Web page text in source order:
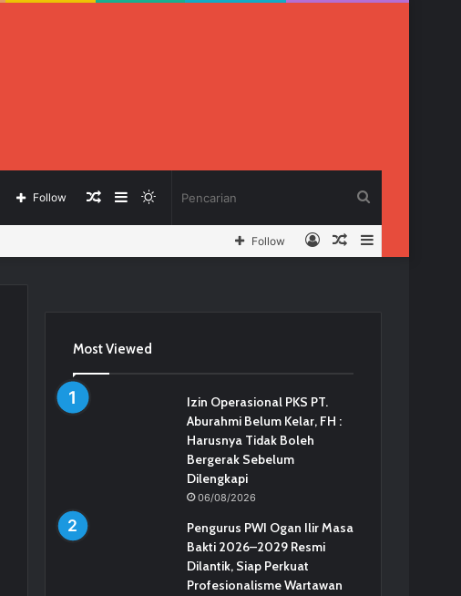
Switch
Sidebar
Berita
Follow
Berita
Log
Follow
Most Viewed
Izin Operasional PKS PT.
Aburahmi Belum Kelar, FH :
Harusnya Tidak Boleh
Bergerak Sebelum
Dilengkapi
06/08/2026
Pengurus PWI Ogan Ilir Masa
Bakti 2026–2029 Resmi
Dilantik, Siap Perkuat
Profesionalisme Wartawan